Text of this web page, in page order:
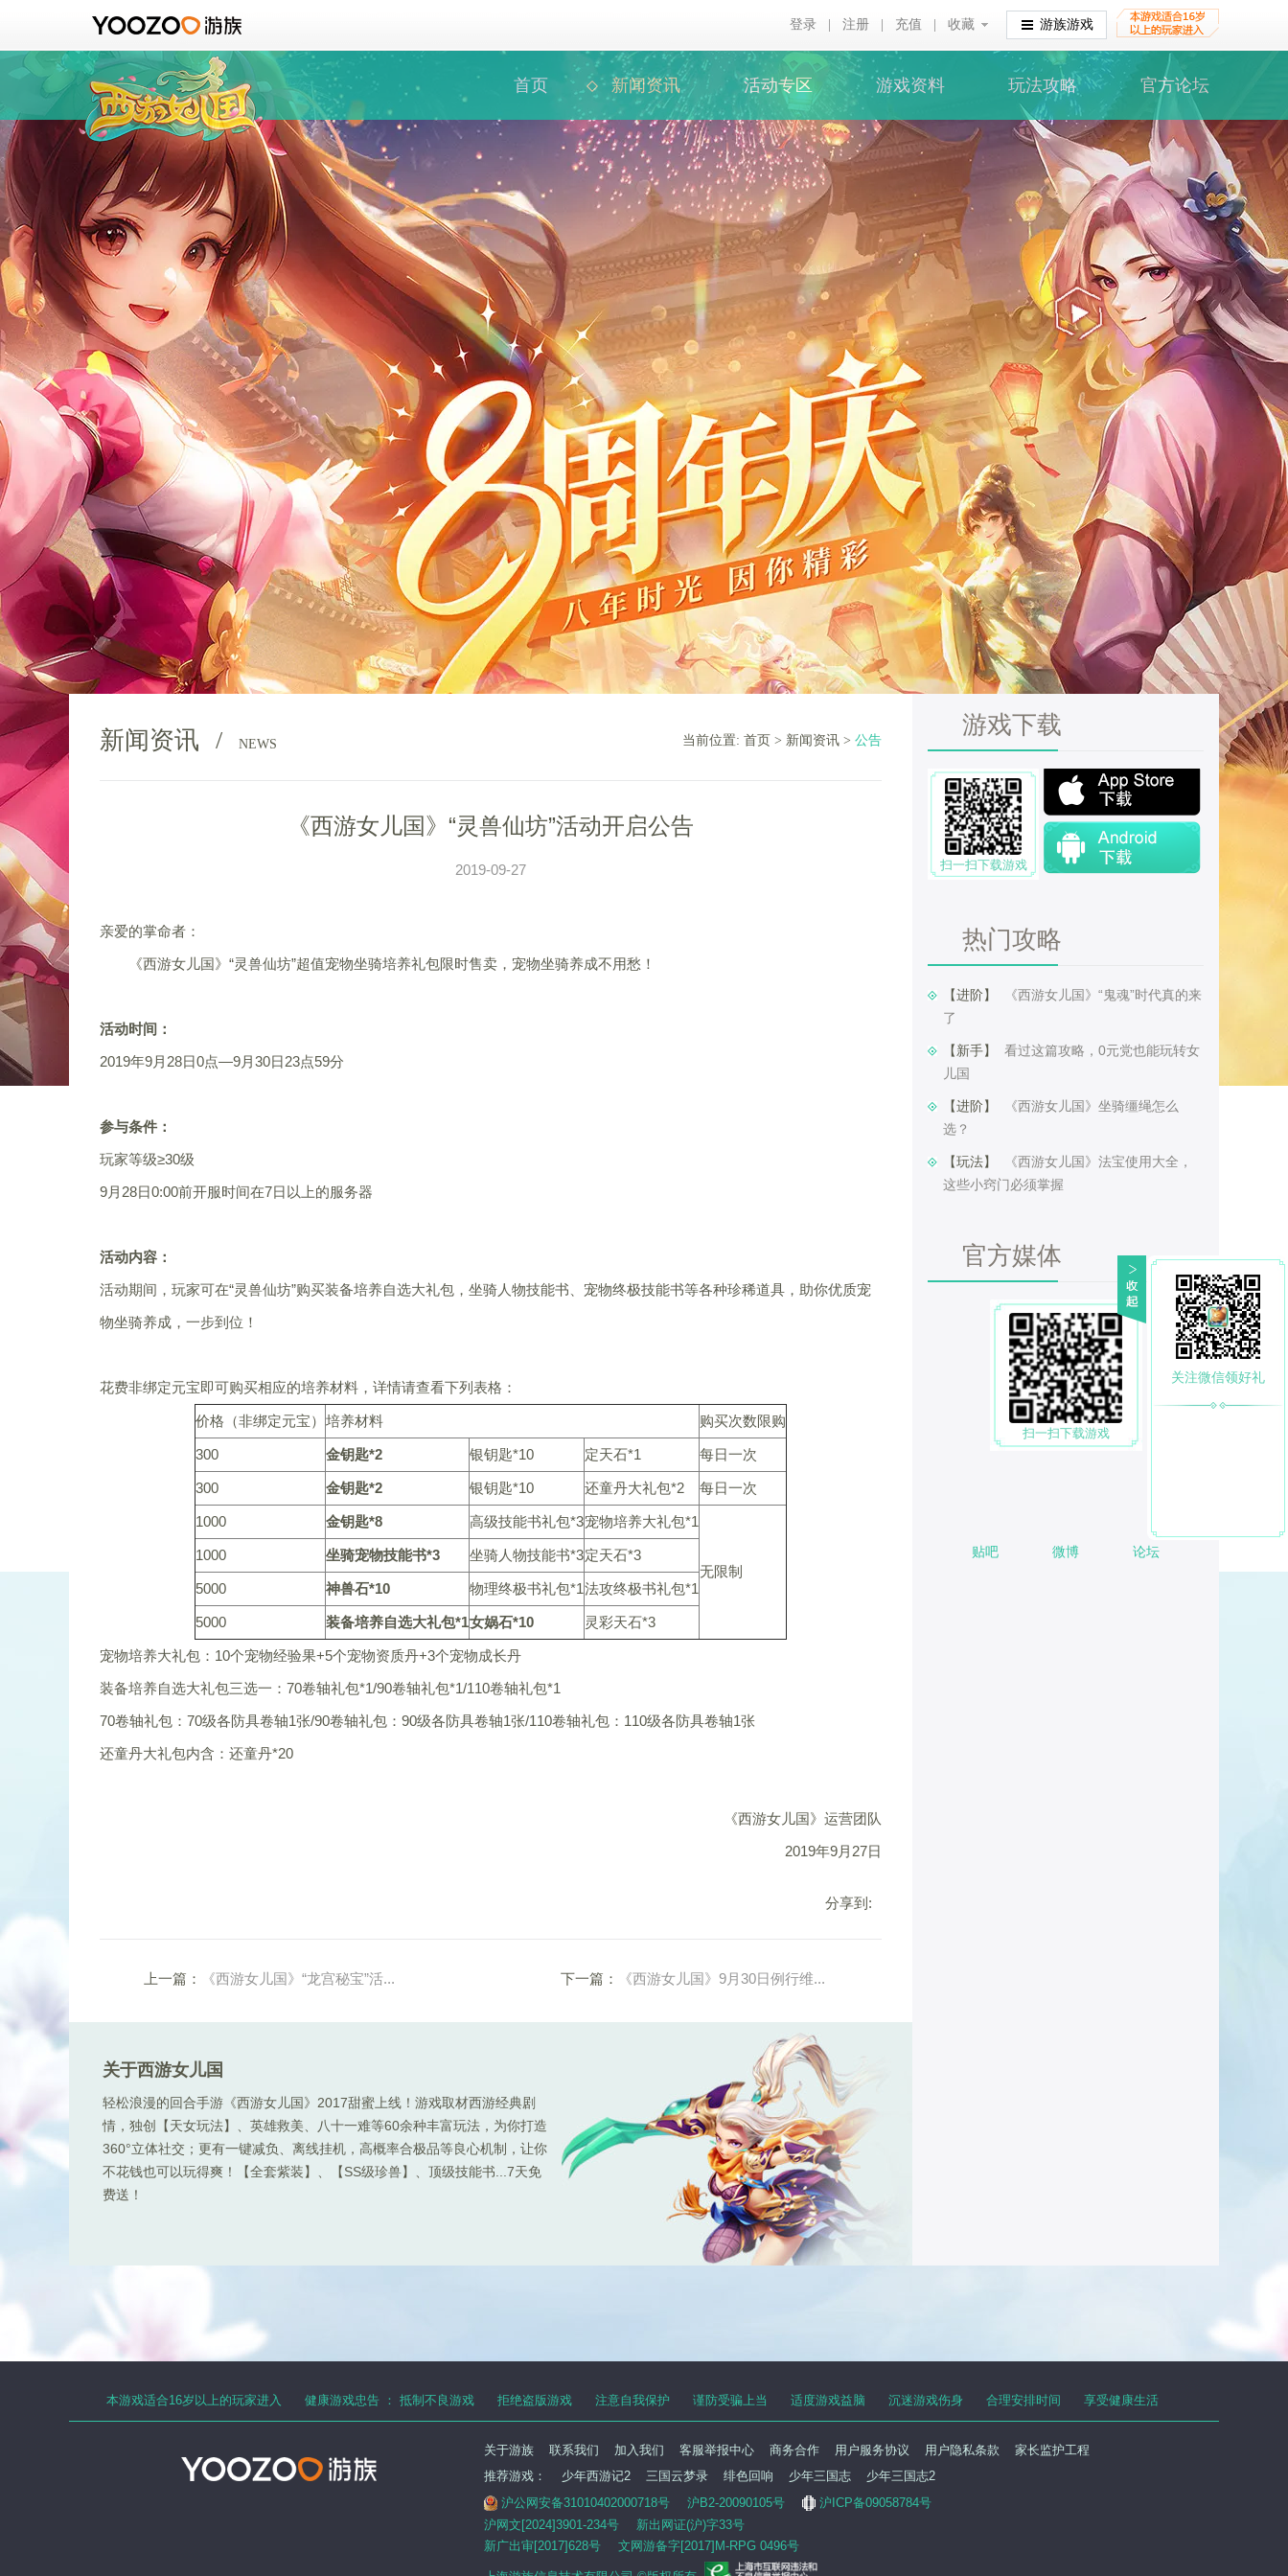
登录 注册 充值 收藏
收藏 游族游戏
首页 新闻资讯 活动专区 游戏资料 玩法攻略 官方论坛
新闻资讯 / NEWS 当前位置: 首页 > 新闻资讯 > 公告
《西游女儿国》“灵兽仙坊”活动开启公告
2019-09-27
亲爱的掌命者：
《西游女儿国》“灵兽仙坊”超值宠物坐骑培养礼包限时售卖，宠物坐骑养成不用愁！
活动时间：
2019年9月28日0点—9月30日23点59分
参与条件：
玩家等级≥30级
9月28日0:00前开服时间在7日以上的服务器
活动内容：
活动期间，玩家可在“灵兽仙坊”购买装备培养自选大礼包，坐骑人物技能书、宠物终极技能书等各种珍稀道具，助你优质宠
物坐骑养成，一步到位！
花费非绑定元宝即可购买相应的培养材料，详情请查看下列表格：
价格（非绑定元宝） 培养材料 购买次数限购
300 金钥匙*2 银钥匙*10 定天石*1 每日一次
300 金钥匙*2 银钥匙*10 还童丹大礼包*2 每日一次
1000 金钥匙*8 高级技能书礼包*3宠物培养大礼包*1
无限制
1000 坐骑宠物技能书*3 坐骑人物技能书*3定天石*3
5000 神兽石*10 物理终极书礼包*1法攻终极书礼包*1
5000 装备培养自选大礼包*1女娲石*10 灵彩天石*3
宠物培养大礼包：10个宠物经验果+5个宠物资质丹+3个宠物成长丹
装备培养自选大礼包三选一：70卷轴礼包*1/90卷轴礼包*1/110卷轴礼包*1
70卷轴礼包：70级各防具卷轴1张/90卷轴礼包：90级各防具卷轴1张/110卷轴礼包：110级各防具卷轴1张
还童丹大礼包内含：还童丹*20
《西游女儿国》运营团队
2019年9月27日
分享到:
上一篇： 《西游女儿国》“龙宫秘宝”活... 下一篇： 《西游女儿国》9月30日例行维...
关于西游女儿国
轻松浪漫的回合手游《西游女儿国》2017甜蜜上线！游戏取材西游经典剧
情，独创【天女玩法】、英雄救美、八十一难等60余种丰富玩法，为你打造
360°立体社交；更有一键减负、离线挂机，高概率合极品等良心机制，让你
不花钱也可以玩得爽！【全套紫装】、【SS级珍兽】、顶级技能书...7天免
费送！
游戏下载
扫一扫下载游戏
热门攻略
【进阶】 ​
《西游女儿国》“鬼魂”时代真的来
了
【新手】 ​ 看过这篇攻略，0元党也能玩转女
儿国
【进阶】 ​
《西游女儿国》坐骑缰绳怎么
选？
【玩法】 ​
《西游女儿国》法宝使用大全，
这些小窍门必须掌握
官方媒体
扫一扫下载游戏
贴吧 微博 论坛
关注微信领好礼
本游戏适合16岁以上的玩家进入 健康游戏忠告 ： 抵制不良游戏 拒绝盗版游戏 注意自我保护 谨防受骗上当 适度游戏益脑 沉迷游戏伤身 合理安排时间 享受健康生活
关于游族 联系我们 加入我们 客服举报中心 商务合作 用户服务协议 用户隐私条款
家长监护工程
推荐游戏：
少年西游记2 三国云梦录 绯色回响 少年三国志
少年三国志2
沪公网安备31010402000718号
沪B2-20090105号
沪ICP备09058784号
沪网文[2024]3901-234号
新出网证(沪)字33号
新广出审[2017]628号
文网游备字[2017]M-RPG 0496号